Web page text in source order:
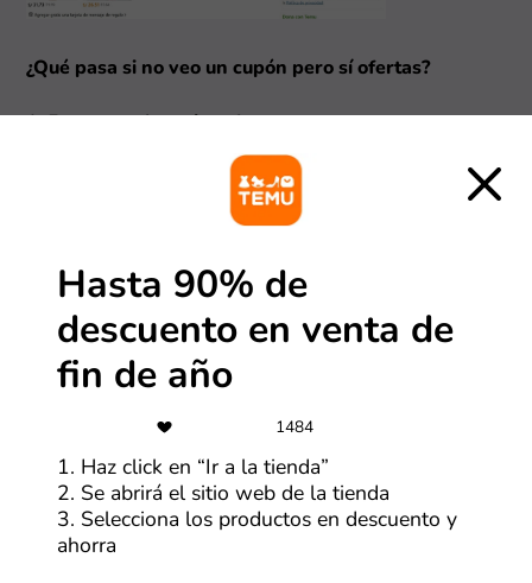
¿Qué pasa si no veo un cupón pero sí ofertas?
Así como con los cupones, al hacer clic en Temu,
encontrarás una serie de ofertas en la tienda. Revisa
cada uno y selecciona “Ver oferta” en la que te parezca
2. Conoce los detalles y visita la tienda
Se abrirá una ventana con mayor información de la
oferta y debes hacer clic en “Ir a la tienda”. En cuestión
Hasta 90% de
descuento en venta de
fin de año
1484
1. Haz click en “Ir a la tienda”
2. Se abrirá el sitio web de la tienda
3. Selecciona los productos en descuento y
ahorra